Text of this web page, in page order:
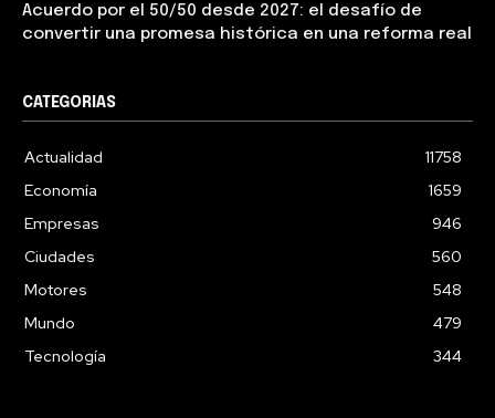
Acuerdo por el 50/50 desde 2027: el desafío de
convertir una promesa histórica en una reforma real
CATEGORIAS
Actualidad
11758
Economía
1659
Empresas
946
Ciudades
560
Motores
548
Mundo
479
Tecnología
344